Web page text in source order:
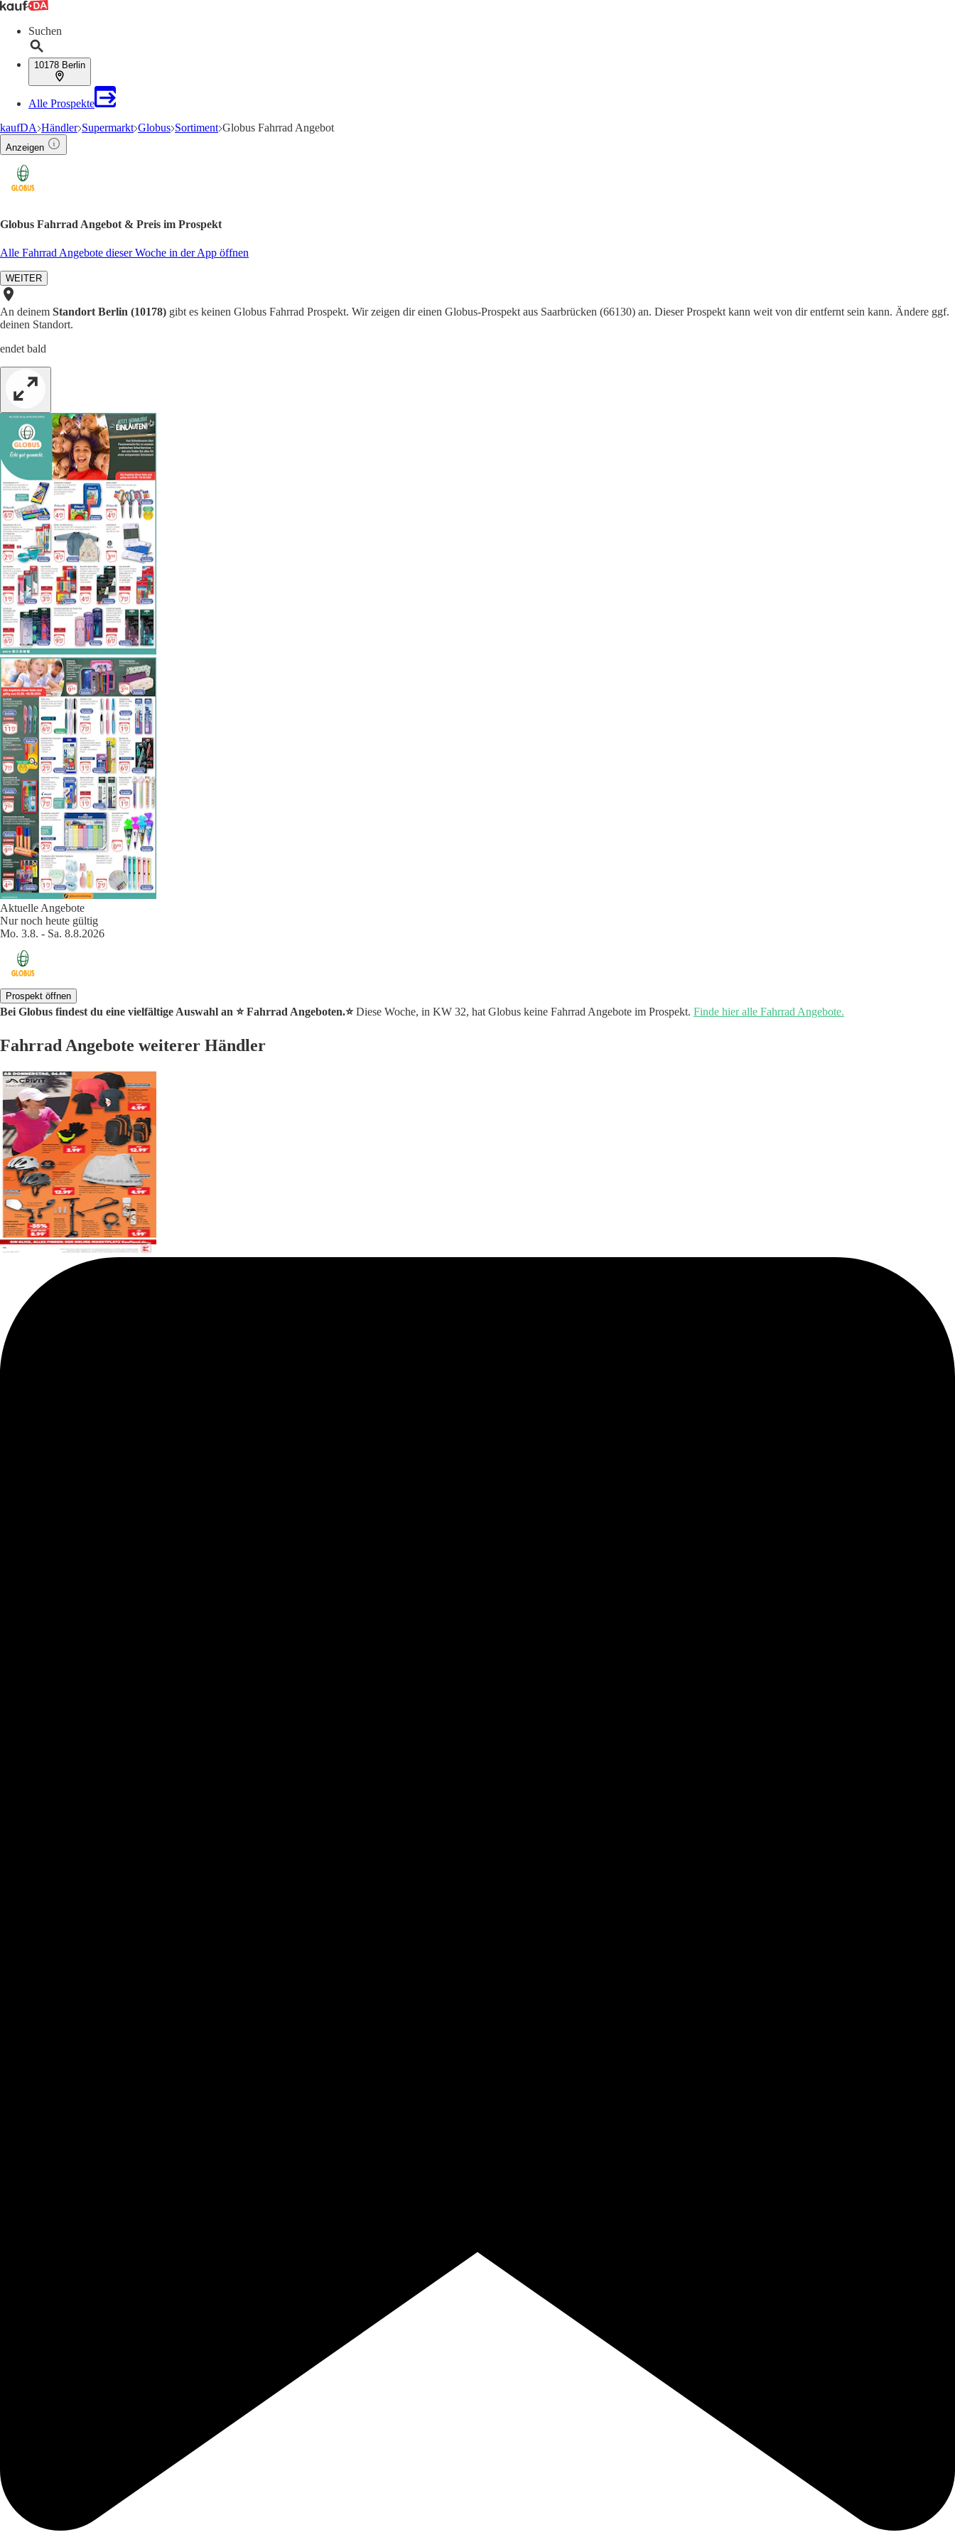
Suchen
10178 Berlin
Alle Prospekte
kaufDA Händler Supermarkt Globus Sortiment Globus Fahrrad Angebot
Anzeigen
Globus Fahrrad Angebot & Preis im Prospekt
Alle Fahrrad Angebote dieser Woche in der App öffnen
WEITER
An deinem Standort Berlin (10178) gibt es keinen Globus Fahrrad Prospekt. Wir zeigen dir einen Globus-Prospekt aus Saarbrücken (66130) an. Dieser Prospekt kann weit von dir entfernt sein kann. Ändere ggf.
deinen Standort.
endet bald
Aktuelle Angebote
Nur noch heute gültig
Mo. 3.8. - Sa. 8.8.2026
Prospekt öffnen
Bei Globus findest du eine vielfältige Auswahl an ⭐️ Fahrrad Angeboten.⭐️Diese Woche, in KW 32, hat Globus keine Fahrrad Angebote im Prospekt. Finde hier alle Fahrrad Angebote.
Fahrrad Angebote weiterer Händler